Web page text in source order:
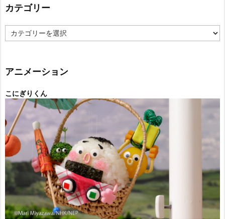
カテゴリー
テ
ー
アニメーション
こにぎりくん